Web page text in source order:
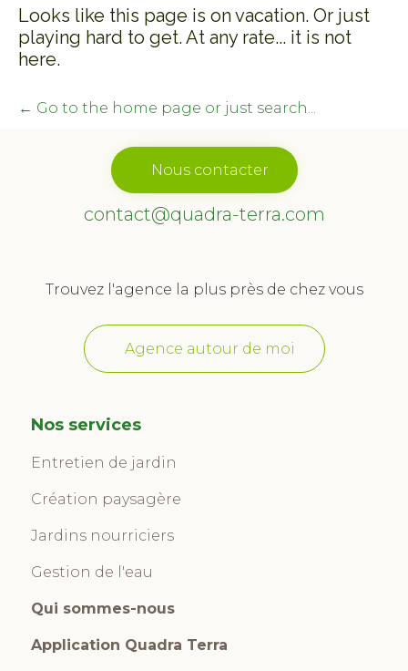
Looks like this page is on vacation. Or just
playing hard to get. At any rate... it is not
here.
← Go to the home page or just search...
Nous contacter
contact@quadra-terra.com
Trouvez l'agence la plus près de chez vous
Agence autour de moi
Nos services
Entretien de jardin
Création paysagère
Jardins nourriciers
Gestion de l'eau
Qui sommes-nous
Application Quadra Terra